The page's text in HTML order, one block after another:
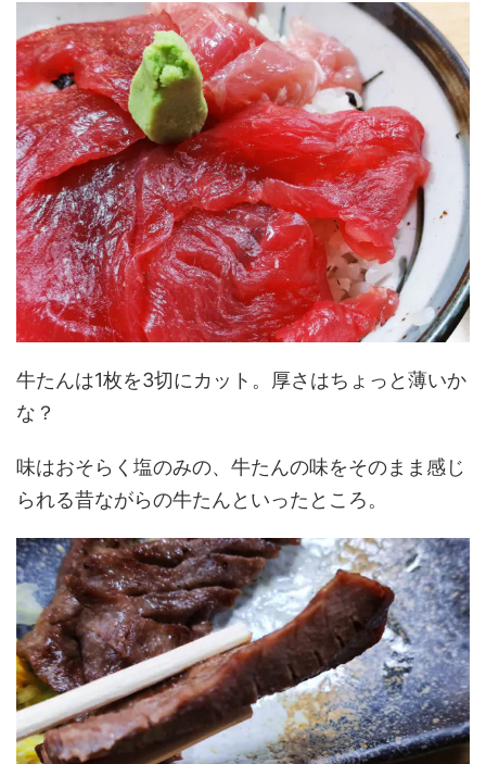
牛たんは1枚を3切にカット。厚さはちょっと薄いか
な？
味はおそらく塩のみの、牛たんの味をそのまま感じ
られる昔ながらの牛たんといったところ。